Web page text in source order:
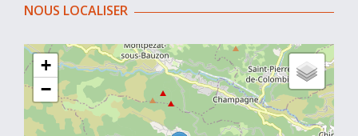
NOUS LOCALISER
+
−